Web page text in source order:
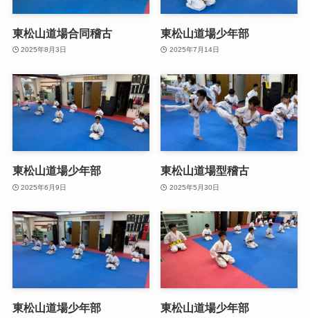
東松山道場合同稽古
2025年8月3日
東松山道場少年部
2025年7月14日
東松山道場少年部
2025年6月9日
東松山道場型稽古
2025年5月30日
東松山道場少年部 東松山道場少年部